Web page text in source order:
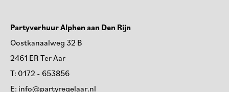
Partyverhuur Alphen aan Den Rijn
Oostkanaalweg 32 B
2461 ER Ter Aar
T: 0172 - 653856
E: info@partyregelaar.nl